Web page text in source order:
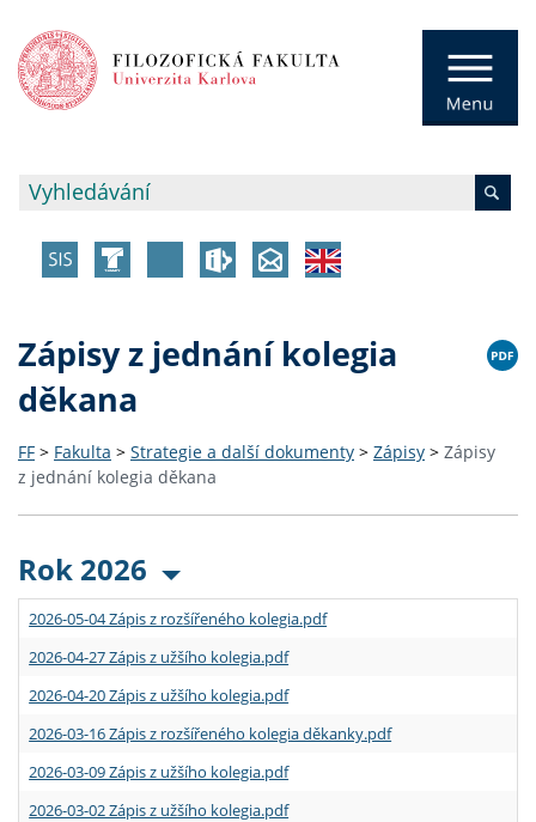
Zápisy z jednání kolegia
děkana
FF > Fakulta > Strategie a další dokumenty > Zápisy > Zápisy
z jednání kolegia děkana
Rok 2026
2026-05-04 Zápis z rozšířeného kolegia.pdf
2026-04-27 Zápis z užšího kolegia.pdf
2026-04-20 Zápis z užšího kolegia.pdf
2026-03-16 Zápis z rozšířeného kolegia děkanky.pdf
2026-03-09 Zápis z užšího kolegia.pdf
2026-03-02 Zápis z užšího kolegia.pdf